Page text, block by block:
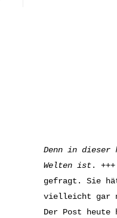
Denn in
Welten ist.
gefragt. Sie
vielleicht gar
Der Post